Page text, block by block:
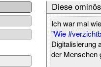
Diese
Ich war mal
"Wie
Digitalisierung
der Menschen